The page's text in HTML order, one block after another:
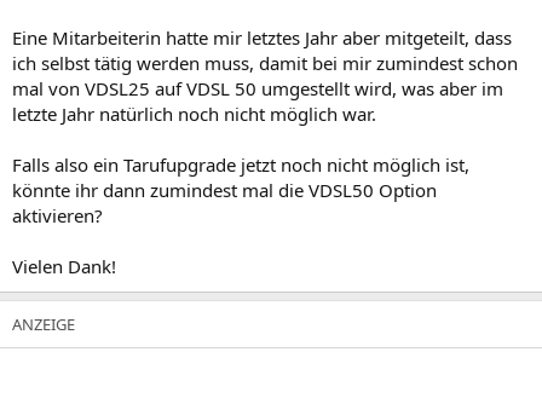
Eine Mitarbeiterin hatte mir letztes Jahr aber mitgeteilt, dass
ich selbst tätig werden muss, damit bei mir zumindest schon
mal von VDSL25 auf VDSL 50 umgestellt wird, was aber im
letzte Jahr natürlich noch nicht möglich war.
Falls also ein Tarufupgrade jetzt noch nicht möglich ist,
könnte ihr dann zumindest mal die VDSL50 Option
aktivieren?
Vielen Dank!